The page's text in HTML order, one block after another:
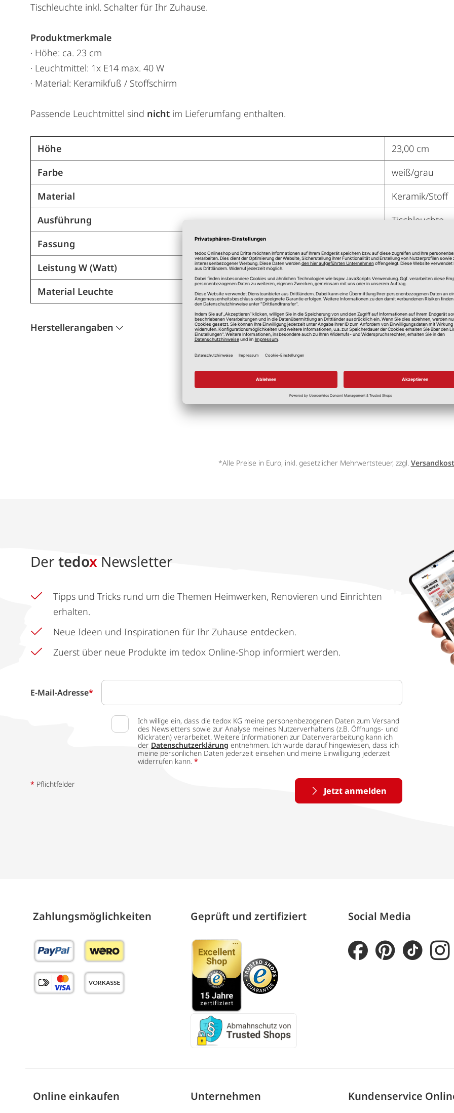
Tischleuchte inkl. Schalter für Ihr Zuhause.
Produktmerkmale
· Höhe: ca. 23 cm
· Leuchtmittel: 1x E14 max. 40 W
· Material: Keramikfuß / Stoffschirm
Passende Leuchtmittel sind nicht im Lieferumfang enthalten.
Höhe
23,00 cm
Farbe
weiß/grau
Material
Keramik/Stoff
Ausführung
Tischleuchte
Fassung
Leistung W (Watt)
40 Watt
Material Leuchte
Keramik
Herstellerangaben
*Alle Preise in Euro, inkl. gesetzlicher Mehrwertsteuer, zzgl.
Der tedox Newsletter
Tipps und Tricks rund um die Themen Heimwerken, Renovieren und Einrichten
erhalten.
Neue Ideen und Inspirationen für Ihr Zuhause entdecken.
Zuerst über neue Produkte im tedox Online-Shop informiert werden.
E-Mail-Adresse*
Ich willige ein, dass die tedox KG meine personenbezogenen Daten zum Versand
des Newsletters sowie zur Analyse meines Nutzerverhaltens (z.B. Öffnungs- und
Klickraten) verarbeitet. Weitere Informationen zur Datenverarbeitung kann ich
der Datenschutzerklärung entnehmen. Ich wurde darauf hingewiesen, dass ich
meine persönlichen Daten jederzeit einsehen und meine Einwilligung jederzeit
widerrufen kann. *
Jetzt anmelden
* Pflichtfelder
Zahlungs­möglich­keiten Geprüft und zertifiziert Social Media
Online einkaufen Unternehmen Kundenservice